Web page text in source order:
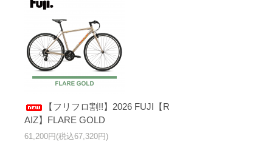
【フリフロ割!!】2026 FUJI【R
AIZ】FLARE GOLD
61,200円(税込67,320円)